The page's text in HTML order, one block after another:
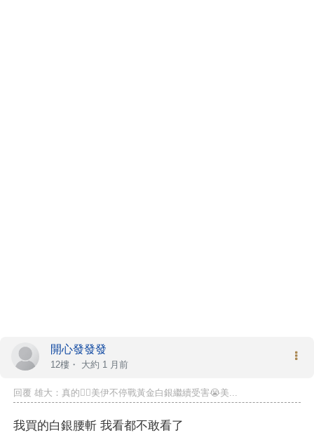
開心發發發
12樓・ 大約 1 月前
回覆 雄大：真的😮‍💨美伊不停戰黃金白銀繼續受害😭美...
我買的白銀腰斬 我看都不敢看了